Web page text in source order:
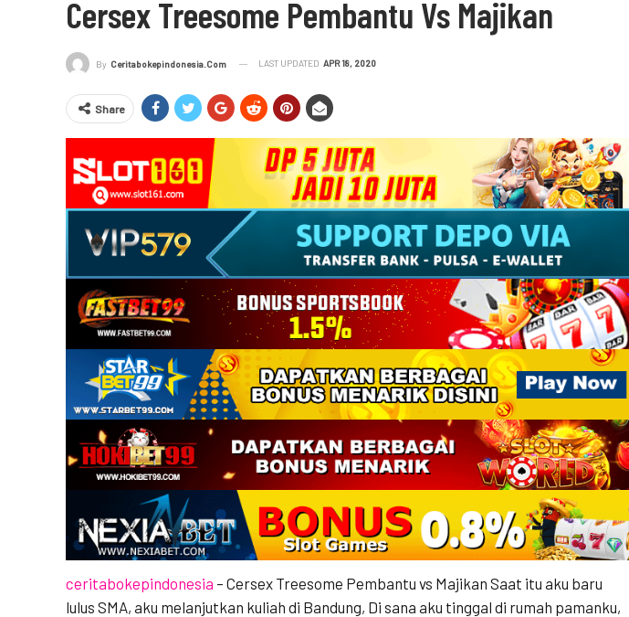
Cersex Treesome Pembantu Vs Majikan
By Ceritabokepindonesia.com LAST UPDATED APR 18, 2020
Share
ceritabokepindonesia – Cersex Treesome Pembantu vs Majikan Saat itu aku baru
lulus SMA, aku melanjutkan kuliah di Bandung, Di sana aku tinggal di rumah pamanku,